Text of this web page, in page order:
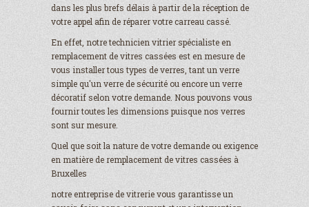
dans les plus brefs délais à partir de la réception de
votre appel afin de réparer votre carreau cassé.
En effet, notre technicien vitrier spécialiste en
remplacement de vitres cassées est en mesure de
vous installer tous types de verres, tant un verre
simple qu'un verre de sécurité ou encore un verre
décoratif selon votre demande. Nous pouvons vous
fournir toutes les dimensions puisque nos verres
sont sur mesure.
Quel que soit la nature de votre demande ou exigence
en matière de remplacement de vitres cassées à
Bruxelles
notre entreprise de vitrerie vous garantisse un